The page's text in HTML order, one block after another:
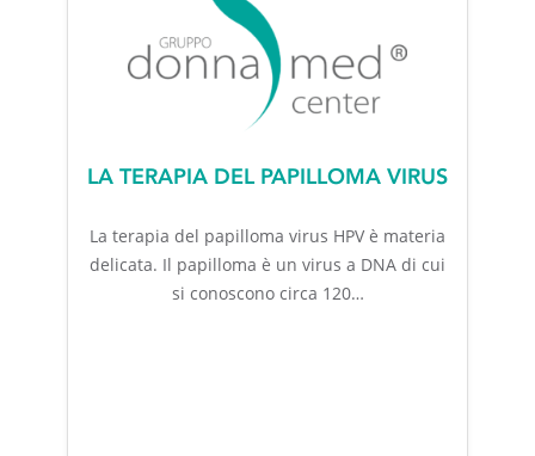
LA TERAPIA DEL PAPILLOMA VIRUS
La terapia del papilloma virus HPV è materia
delicata. Il papilloma è un virus a DNA di cui
si conoscono circa 120…